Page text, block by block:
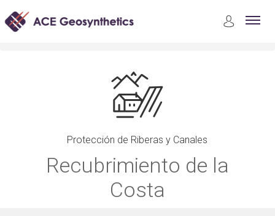
Aplicaciones
Protección de Riberas y Canales
Protección de Riberas y Canales
Recubrimiento de la
Costa